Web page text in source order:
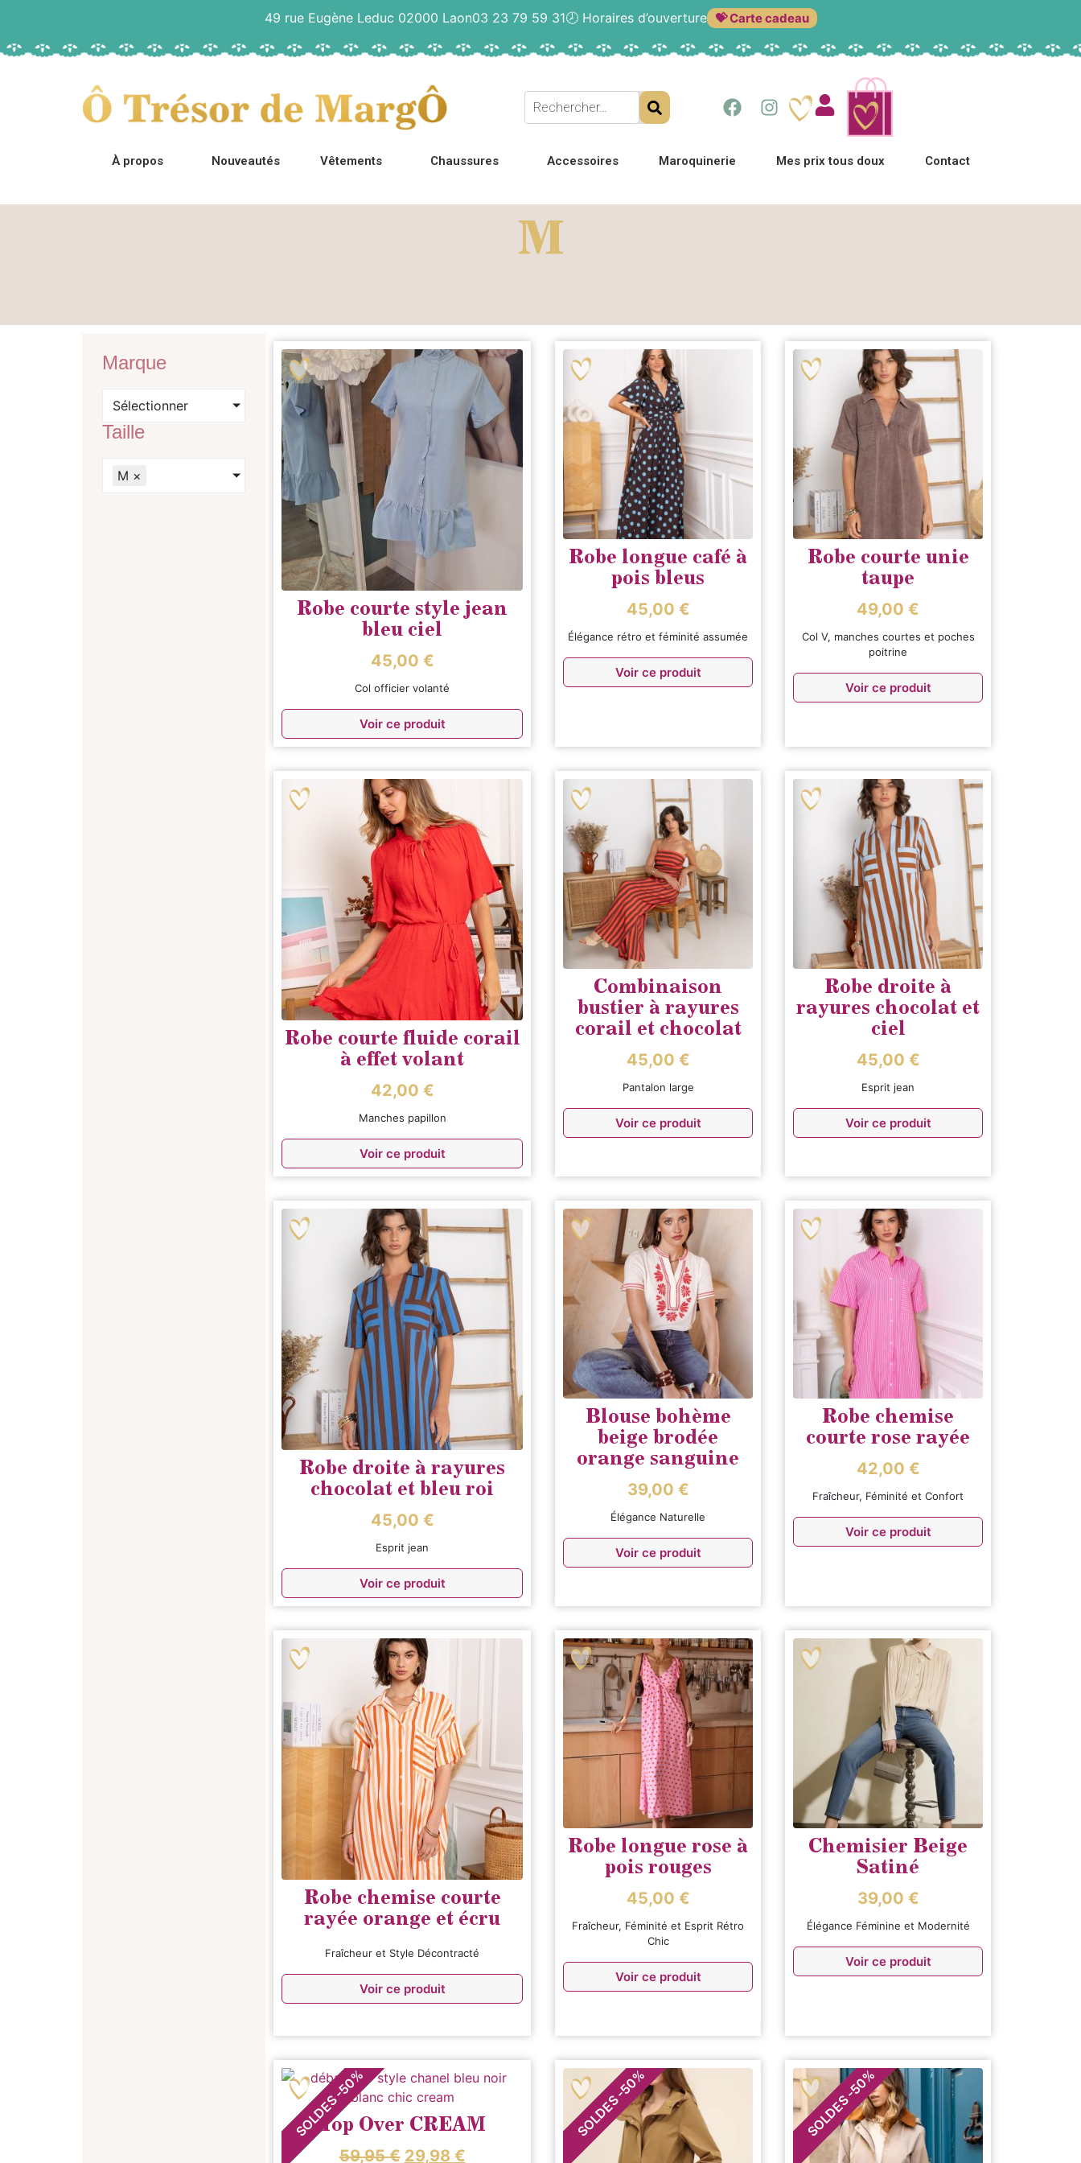
49 rue Eugène Leduc 02000 Laon03 23 79 59 31🕗 Horaires d’ouverture 💝 Carte cadeau
À propos Nouveautés Vêtements Chaussures Accessoires Maroquinerie Mes prix tous doux Contact
M
Marque
Sélectionner
Taille
M ×
Robe courte style jean
bleu ciel
45,00 €
Col officier volanté
Voir ce produit
Robe longue café à
pois bleus
45,00 €
Élégance rétro et féminité assumée
Voir ce produit
Robe courte unie
taupe
49,00 €
Col V, manches courtes et poches
poitrine
Voir ce produit
Robe courte fluide corail
à effet volant
42,00 €
Manches papillon
Voir ce produit
Combinaison
bustier à rayures
corail et chocolat
45,00 €
Pantalon large
Voir ce produit
Robe droite à
rayures chocolat et
ciel
45,00 €
Esprit jean
Voir ce produit
Robe droite à rayures
chocolat et bleu roi
45,00 €
Esprit jean
Voir ce produit
Blouse bohème
beige brodée
orange sanguine
39,00 €
Élégance Naturelle
Voir ce produit
Robe chemise
courte rose rayée
42,00 €
Fraîcheur, Féminité et Confort
Voir ce produit
Robe chemise courte
rayée orange et écru
Fraîcheur et Style Décontracté
Voir ce produit
Robe longue rose à
pois rouges
45,00 €
Fraîcheur, Féminité et Esprit Rétro
Chic
Voir ce produit
Chemisier Beige
Satiné
39,00 €
Élégance Féminine et Modernité
Voir ce produit
SOLDES
-
50
%
Top Over CREAM
59,95€ 29,98 €
SOLDES
-
50
%
SOLDES
-
50
%